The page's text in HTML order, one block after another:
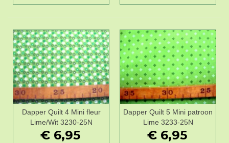
Dapper Quilt 4 Mini fleur
Lime/Wit 3230-25N
€ 6,95
Dapper Quilt 5 Mini patroon
Lime 3233-25N
€ 6,95